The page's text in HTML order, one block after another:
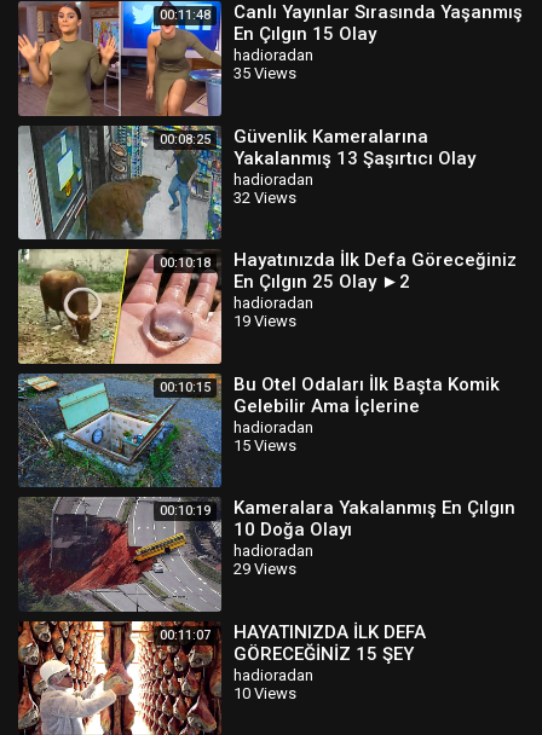
00:11:48
Canlı Yayınlar Sırasında Yaşanmış
En Çılgın 15 Olay
hadioradan
35 Views
00:08:25
Güvenlik Kameralarına
Yakalanmış 13 Şaşırtıcı Olay
hadioradan
32 Views
00:10:18
Hayatınızda İlk Defa Göreceğiniz
En Çılgın 25 Olay ►2
hadioradan
19 Views
00:10:15
Bu Otel Odaları İlk Başta Komik
Gelebilir Ama İçlerine
Baktığınızda...
hadioradan
15 Views
00:10:19
Kameralara Yakalanmış En Çılgın
10 Doğa Olayı
hadioradan
29 Views
00:11:07
HAYATINIZDA İLK DEFA
GÖRECEĞİNİZ 15 ŞEY
hadioradan
10 Views